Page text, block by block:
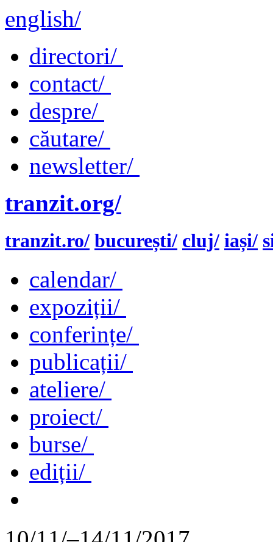
english/
directori/
contact/
despre/
căutare/
newsletter/
tranzit.org/
tranzit.ro/ bucurești/ cluj/ iași/
calendar/
expoziții/
conferințe/
publicații/
ateliere/
proiect/
burse/
ediții/